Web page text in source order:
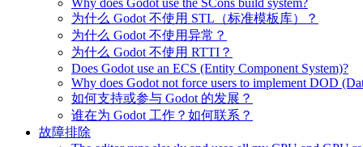
Why does Godot use the SCons build system?
为什么 Godot 不使用 STL（标准模板库）？
为什么 Godot 不使用异常？
为什么 Godot 不使用 RTTI？
Does Godot use an ECS (Entity Component System)?
Why does Godot not force users to implement DOD
如何支持或参与 Godot 的发展？
谁在为 Godot 工作？如何联系？
故障排除